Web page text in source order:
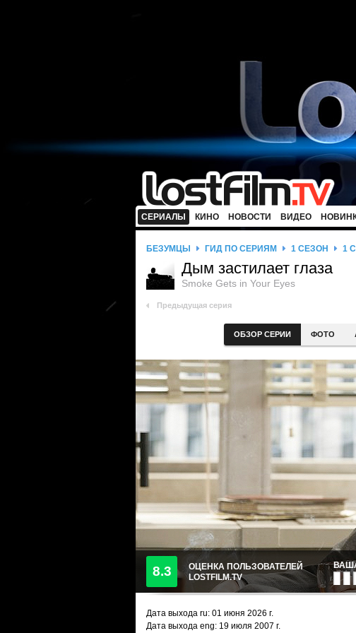
СЕРИАЛЫ КИНО НОВОСТИ ВИДЕО
БЕЗУМЦЫ ГИД ПО СЕРИЯМ 1 СЕЗОН 1
Дым застилает глаза
Smoke Gets in Your Eyes
Предыдущая серия
ОБЗОР СЕРИИ ФОТО
8.3
ОЦЕНКА ПОЛЬЗОВАТЕЛЕЙ
LOSTFILM.TV
Дата выхода ru: 01 июня 2026 г.
Дата выхода eng: 19 июля 2007 г.